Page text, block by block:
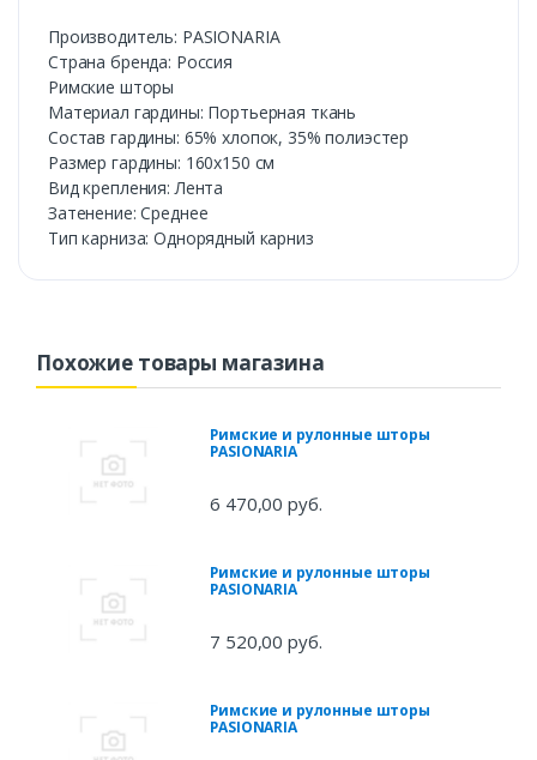
Производитель: PASIONARIA
Страна бренда: Россия
Римские шторы
Материал гардины: Портьерная ткань
Состав гардины: 65% хлопок, 35% полиэстер
Размер гардины: 160х150 см
Вид крепления: Лента
Затенение: Среднее
Тип карниза: Однорядный карниз
Похожие товары магазина
Римские и рулонные шторы
PASIONARIA
6 470,00 руб.
Римские и рулонные шторы
PASIONARIA
7 520,00 руб.
Римские и рулонные шторы
PASIONARIA